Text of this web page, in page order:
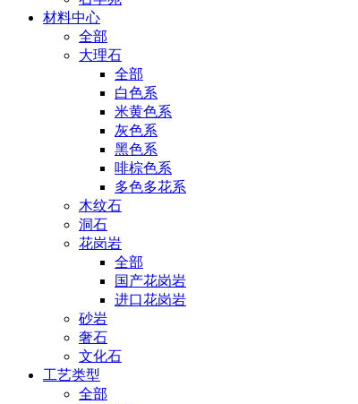
材料中心
全部
大理石
全部
白色系
米黄色系
灰色系
黑色系
啡棕色系
多色多花系
木纹石
洞石
花岗岩
全部
国产花岗岩
进口花岗岩
砂岩
奢石
文化石
工艺类型
全部